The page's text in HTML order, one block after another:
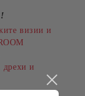
!
визии и
дрехи и
и